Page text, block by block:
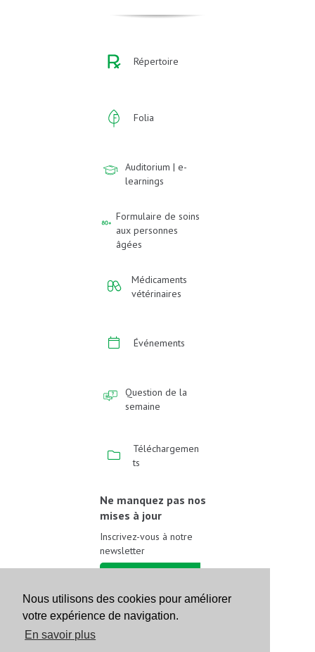
Nous utilisons des cookies pour améliorer
votre expérience de navigation.
En savoir plus
Répertoire
Folia
Auditorium | e-
learnings
Formulaire de soins
aux personnes
âgées
Médicaments
vétérinaires
Événements
Question de la
semaine
Téléchargemen
ts
Ne manquez pas nos
mises à jour
Inscrivez-vous à notre
newsletter
Suivez-nous sur les